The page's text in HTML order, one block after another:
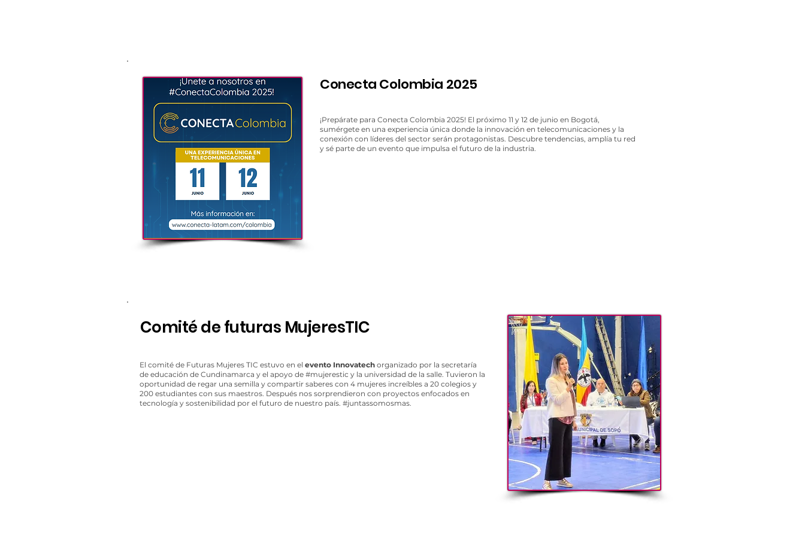
Conecta Colombia 2025
¡Prepárate para Conecta Colombia 2025! El próximo 11 y 12 de junio en Bogotá,
sumérgete en una experiencia única donde la innovación en telecomunicaciones y la
conexión con líderes del sector serán protagonistas. Descubre tendencias, amplía tu red
y sé parte de un evento que impulsa el futuro de la industria.
Comité de futuras MujeresTIC
El comité de Futuras Mujeres TIC estuvo en el evento Innovatech organizado por la secretaría
de educación de Cundinamarca y el apoyo de #mujerestic y la universidad de la salle. Tuvieron la
oportunidad de regar una semilla y compartir saberes con 4 mujeres increíbles a 20 colegios y
200 estudiantes con sus maestros. Después nos sorprendieron con proyectos enfocados en
tecnología y sostenibilidad por el futuro de nuestro país. #juntassomosmas.